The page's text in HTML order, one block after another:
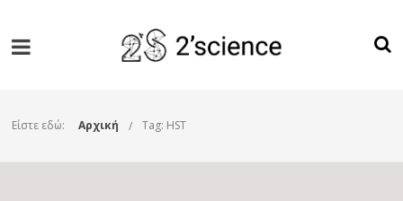
Είστε εδώ: Αρχική Tag: HST